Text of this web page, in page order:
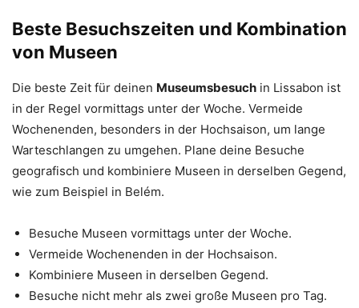
Beste Besuchszeiten und Kombination
von Museen
Die beste Zeit für deinen Museumsbesuch in Lissabon ist
in der Regel vormittags unter der Woche. Vermeide
Wochenenden, besonders in der Hochsaison, um lange
Warteschlangen zu umgehen. Plane deine Besuche
geografisch und kombiniere Museen in derselben Gegend,
wie zum Beispiel in Belém.
Besuche Museen vormittags unter der Woche.
Vermeide Wochenenden in der Hochsaison.
Kombiniere Museen in derselben Gegend.
Besuche nicht mehr als zwei große Museen pro Tag.